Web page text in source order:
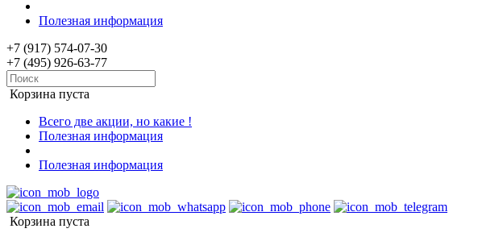
Полезная информация
+7 (917) 574-07-30
+7 (495) 926-63-77
Корзина пуста
Всего две акции, но какие !
Полезная информация
Полезная информация
Корзина пуста